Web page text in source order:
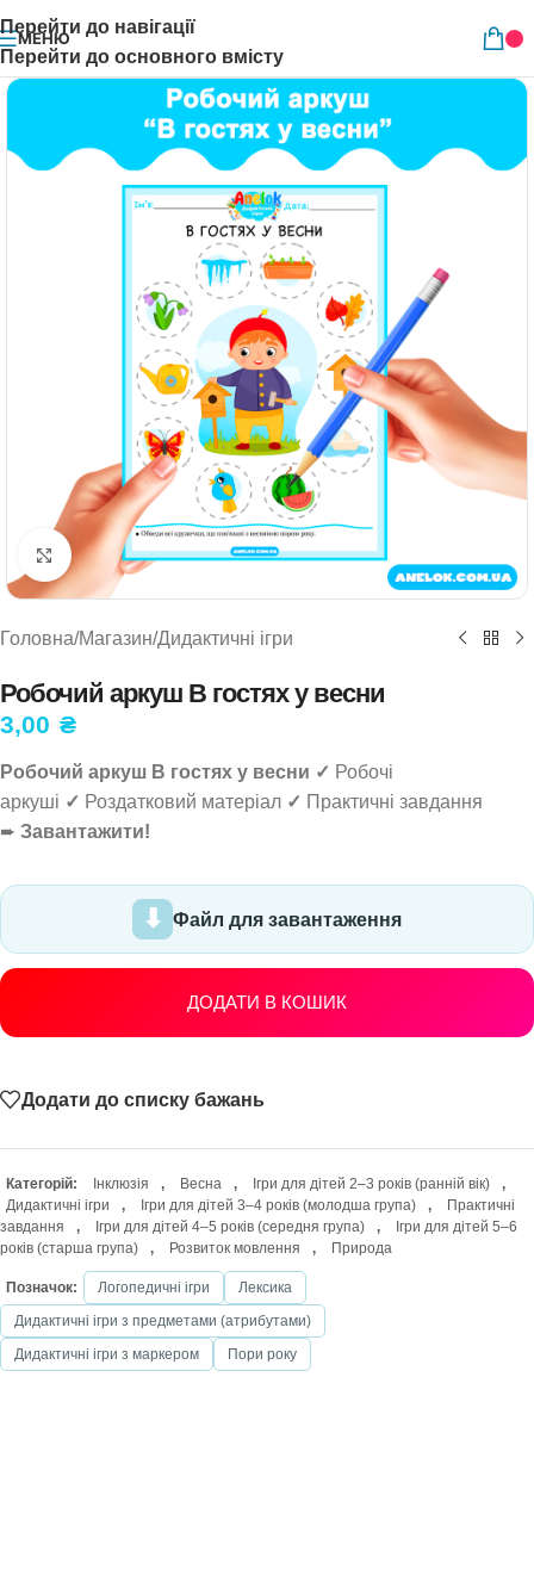
Перейти до навігації
Перейти до основного вмісту
МЕНЮ
Натисніть, щоб збільшити
Головна/Магазин/Дидактичні ігри
Робочий аркуш В гостях у весни
3,00 ₴
Робочий аркуш В гостях у весни ✓ Робочі
аркуші ✓ Роздатковий матеріал ✓ Практичні завдання
➨ Завантажити!
Файл для завантаження
ДОДАТИ В КОШИК
Додати до списку бажань
Категорій: Інклюзія , Весна , Ігри для дітей 2–3 років (ранній вік)
,
Дидактичні ігри
, Ігри для дітей 3–4 років (молодша група) ,
Практичні
завдання
, Ігри для дітей 4–5 років (середня група) ,
Ігри для дітей 5–6
років (старша група)
, Розвиток мовлення , Природа
Позначок: Логопедичні ігри
Лексика
Дидактичні ігри з предметами (атрибутами)
Дидактичні ігри з маркером
Пори року